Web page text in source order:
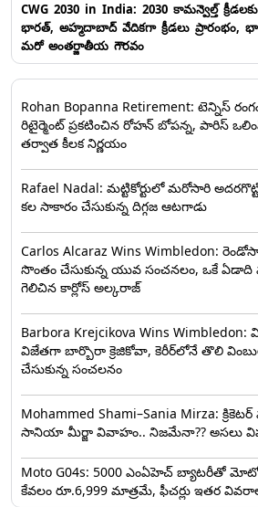
CWG 2030 in India: 2030 కామన్వెల్త్
భారత్, అహ్మదాబాద్ వేదికగా క్రీడలు ప్రారంభం,
మరో అంతర్జాతీయ గౌరవం
Rohan Bopanna Retirement: టెన్నిస్
రిటైర్మెంట్ ప్రకటించిన రోహన్ బోపన్న, పారిస్
తర్వాత కీలక నిర్ణయం
Rafael Nadal: మ‌ట్టికోర్టులో మ‌రోసారి
క‌ల సాకారం చేసుకున్న దిగ్గ‌జ ఆట‌గాడు
Carlos Alcaraz Wins Wimbledon:
సొంతం చేసుకున్న యువ సంచ‌న‌లం, ఒకే ఏడాది మ‌ట్టి కోర్టులో, గ్రాస్ కోర్టులో
గెలిచిన కార్లోస్ అల్క‌రాజ్
Barbora Krejcikova Wins Wimbledon:
విజేత‌గా బార్బొరా క్రెజికోవా, కెరీర్‌లోనే తొలి వింబుల్డ‌న్ ట్రోఫీని కైవ‌సం
చేసుకున్న సంచ‌ల‌నం
Mohammed Shami–Sania Mirza:
సానియా మీర్జా వివాహం.. నిజమేనా?? అసలు
Moto G04s: 5000 ఎంఏహెచ్ బ్యాటరీతో మోటో
కేవలం రూ.6,999 మాత్రమే, ఫీచర్లు ఇతర